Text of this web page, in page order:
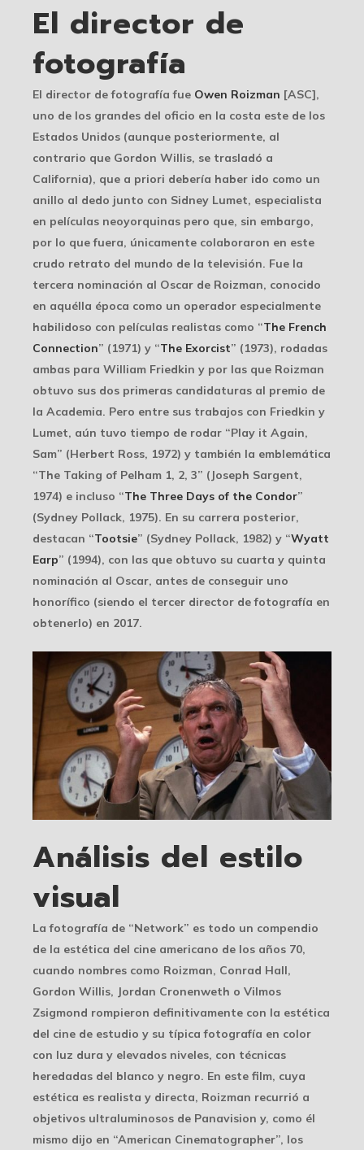
El director de
fotografía
El director de fotografía fue Owen Roizman [ASC],
uno de los grandes del oficio en la costa este de los
Estados Unidos (aunque posteriormente, al
contrario que Gordon Willis, se trasladó a
California), que a priori debería haber ido como un
anillo al dedo junto con Sidney Lumet, especialista
en películas neoyorquinas pero que, sin embargo,
por lo que fuera, únicamente colaboraron en este
crudo retrato del mundo de la televisión. Fue la
tercera nominación al Oscar de Roizman, conocido
en aquélla época como un operador especialmente
habilidoso con películas realistas como “The French
Connection” (1971) y “The Exorcist” (1973), rodadas
ambas para William Friedkin y por las que Roizman
obtuvo sus dos primeras candidaturas al premio de
la Academia. Pero entre sus trabajos con Friedkin y
Lumet, aún tuvo tiempo de rodar “Play it Again,
Sam” (Herbert Ross, 1972) y también la emblemática
“The Taking of Pelham 1, 2, 3” (Joseph Sargent,
1974) e incluso “The Three Days of the Condor”
(Sydney Pollack, 1975). En su carrera posterior,
destacan “Tootsie” (Sydney Pollack, 1982) y “Wyatt
Earp” (1994), con las que obtuvo su cuarta y quinta
nominación al Oscar, antes de conseguir uno
honorífico (siendo el tercer director de fotografía en
obtenerlo) en 2017.
Análisis del estilo
visual
La fotografía de “Network” es todo un compendio
de la estética del cine americano de los años 70,
cuando nombres como Roizman, Conrad Hall,
Gordon Willis, Jordan Cronenweth o Vilmos
Zsigmond rompieron definitivamente con la estética
del cine de estudio y su típica fotografía en color
con luz dura y elevados niveles, con técnicas
heredadas del blanco y negro. En este film, cuya
estética es realista y directa, Roizman recurrió a
objetivos ultraluminosos de Panavision y, como él
mismo dijo en “American Cinematographer”, los